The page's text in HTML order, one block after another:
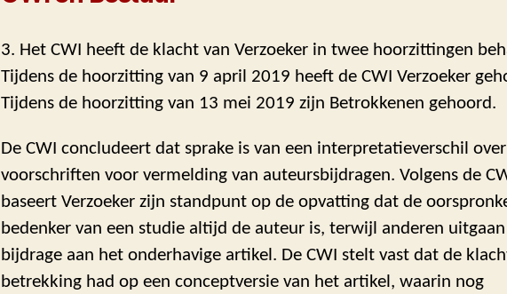
3. Het CWI heeft de klacht van Verzoeker in twee hoorzittingen
Tijdens de hoorzitting van 9 april 2019 heeft de CWI Verzoeker
Tijdens de hoorzitting van 13 mei 2019 zijn Betrokkenen gehoord.
De CWI concludeert dat sprake is van een interpretatieverschil
voorschriften voor vermelding van auteursbijdragen. Volgens de
baseert Verzoeker zijn standpunt op de opvatting dat de
bedenker van een studie altijd de auteur is, terwijl anderen
bijdrage aan het onderhavige artikel. De CWI stelt vast dat de
betrekking had op een conceptversie van het artikel, waarin nog